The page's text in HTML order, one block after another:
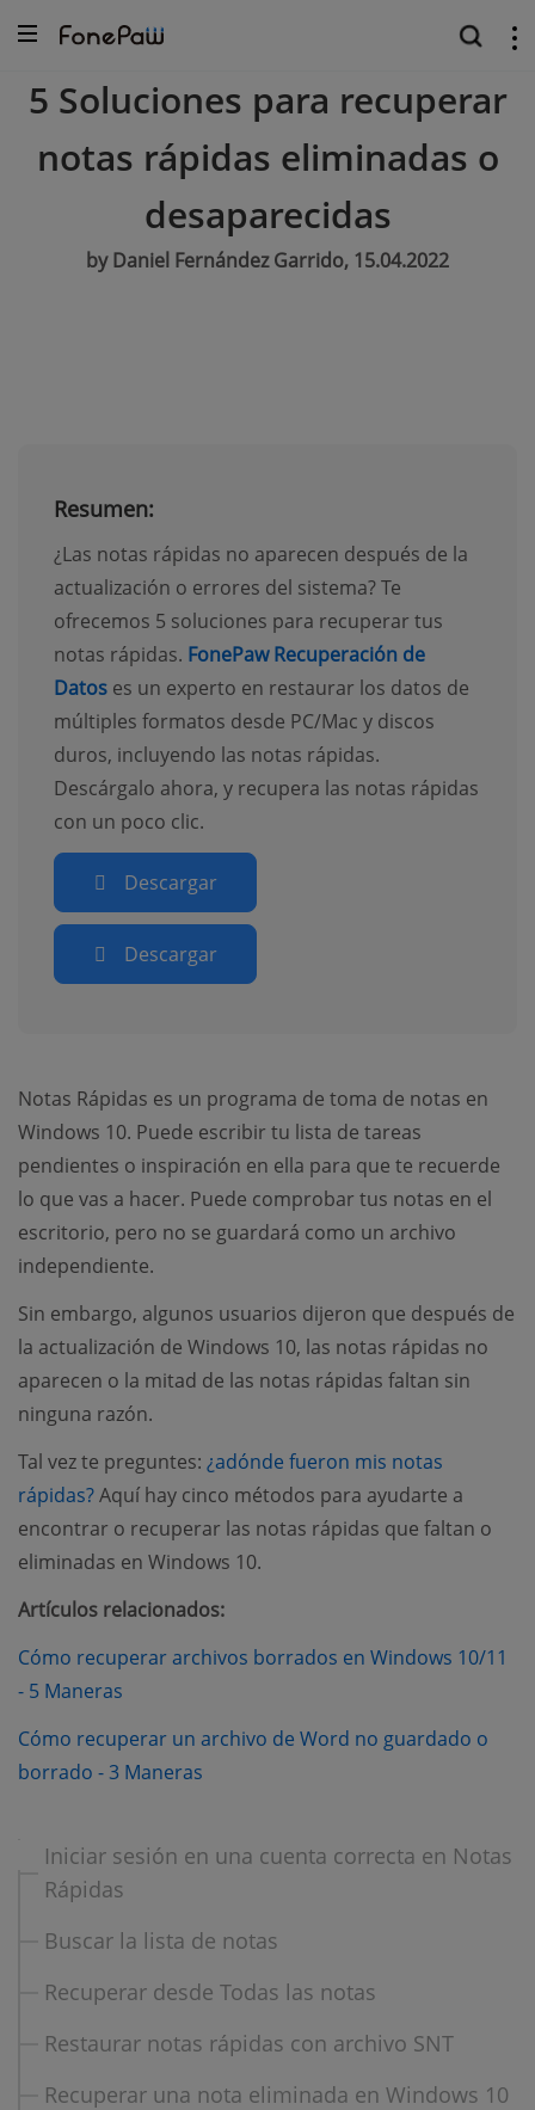
5 Soluciones para recuperar
notas rápidas eliminadas o
desaparecidas
by Daniel Fernández Garrido, 15.04.2022
Resumen:
¿Las notas rápidas no aparecen después de la
actualización o errores del sistema? Te
ofrecemos 5 soluciones para recuperar tus
notas rápidas. FonePaw Recuperación de
Datos es un experto en restaurar los datos de
múltiples formatos desde PC/Mac y discos
duros, incluyendo las notas rápidas.
Descárgalo ahora, y recupera las notas rápidas
con un poco clic.
Descargar
Descargar
Notas Rápidas es un programa de toma de notas en
Windows 10. Puede escribir tu lista de tareas
pendientes o inspiración en ella para que te recuerde
lo que vas a hacer. Puede comprobar tus notas en el
escritorio, pero no se guardará como un archivo
independiente.
Sin embargo, algunos usuarios dijeron que después de
la actualización de Windows 10, las notas rápidas no
aparecen o la mitad de las notas rápidas faltan sin
ninguna razón.
Tal vez te preguntes: ¿adónde fueron mis notas
rápidas?Aquí hay cinco métodos para ayudarte a
encontrar o recuperar las notas rápidas que faltan o
eliminadas en Windows 10.
Artículos relacionados:
Cómo recuperar archivos borrados en Windows 10/11
- 5 Maneras
Cómo recuperar un archivo de Word no guardado o
borrado - 3 Maneras
Iniciar sesión en una cuenta correcta en Notas
Rápidas
Buscar la lista de notas
Recuperar desde Todas las notas
Restaurar notas rápidas con archivo SNT
Recuperar una nota eliminada en Windows 10